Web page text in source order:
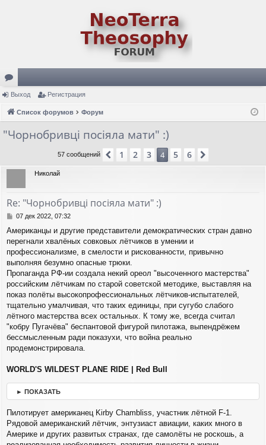
ор
ум
ы
Выход Регистрация
Список форумов Форум
"Чорнобривці посіяла мати" :)
57 сообщений Пред.
1 2 3 4 5 6
Николай
Re: "Чорнобривці посіяла мати" :)
С
о
б
щ
е
и
е
07 дек 2022, 07:32
Американцы и другие представители демократических стран давно
перегнали хвалёных совковых лётчиков в умении и
профессионализме, в смелости и рискованности, привычно
выполняя безумно опасные трюки.
Пропаганда РФ-ии создала некий ореол "высоченного мастерства"
российским лётчикам по старой советской методике, выставляя на
показ полёты высокопрофессиональных лётчиков-испытателей,
тщательно умалчивая, что таких единицы, при сугубо слабого
лётного мастерства всех остальных. К тому же, всегда считал
"кобру Пугачёва" беспантовой фигурой пилотажа, выпендрёжем
бессмысленным ради показухи, что война реально
продемонстрировала.
WORLD'S WILDEST PLANE RIDE | Red Bull
► ПОКАЗАТЬ
Пилотирует американец Kirby Chambliss, участник лётной F-1.
Рядовой американский лётчик, энтузиаст авиации, каких много в
Америке и других развитых странах, где самолёты не роскошь, а